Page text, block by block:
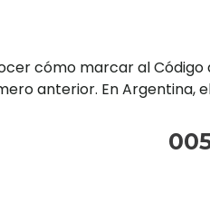
cómo marcar al Código
anterior. En Argentina,